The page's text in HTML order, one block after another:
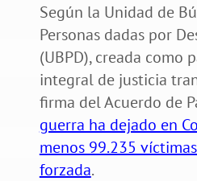
Según la Unidad de
Personas dadas por
(UBPD), creada como
integral de justicia
firma del Acuerdo de
guerra ha dejado en
menos 99.235
forzada.